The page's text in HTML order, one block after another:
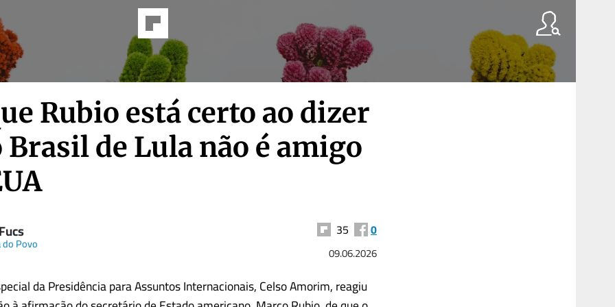
Rubio está certo ao dizer
Brasil de Lula não é amigo
Povo
35 0
09.06.2026
da Presidência para Assuntos Internacionais, Celso Amorim, reagiu